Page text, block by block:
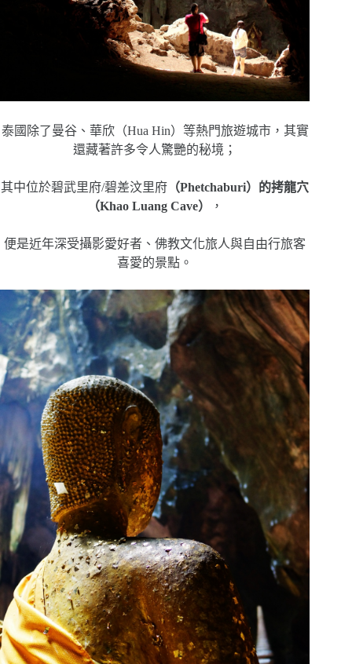
泰國除了曼谷、華欣（Hua Hin）等熱門旅遊城市，其實
還藏著許多令人驚艷的秘境；
其中位於碧武里府/碧差汶里府 （Phetchaburi）的拷龍穴
（Khao Luang Cave）
，
便是近年深受攝影愛好者、佛教文化旅人與自由行旅客
喜愛的景點。